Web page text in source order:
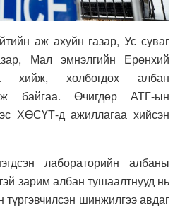
аж ахуйн газар, Ус суваг
Мал эмнэлгийн Ерөнхий
хийж, холбогдох албан
байгаа. Өчигдөр АТГ-ын
ХӨСҮТ-д ажиллагаа хийсэн
лабораторийн албаны
зарим албан тушаалтнууд нь
шинжилгээ авдаг